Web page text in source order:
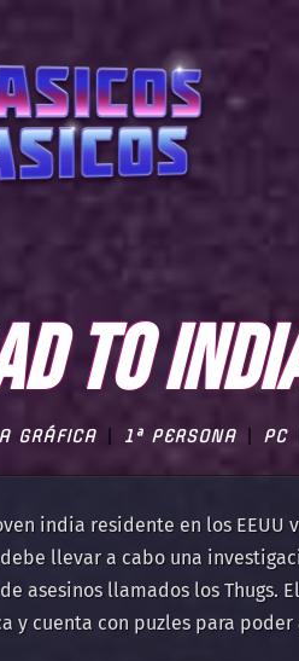
TO
GRÁFICA 1ª PERSONA PC
india residente en los EEUU
llevar a cabo una
asesinos llamados los Thugs.
y cuenta con puzles para poder